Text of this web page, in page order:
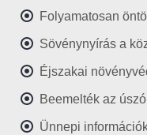
Folyamatosan
Sövénynyírás a
Éjszakai
Beemelték az
Ünnepi